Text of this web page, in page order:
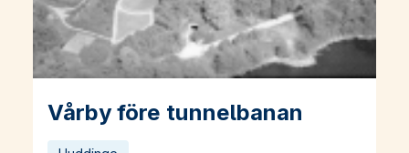
Vårby före tunnelbanan
Läs mer om Vårby före tunnelbanan